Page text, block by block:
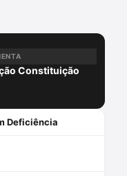
Constituição
Deficiência